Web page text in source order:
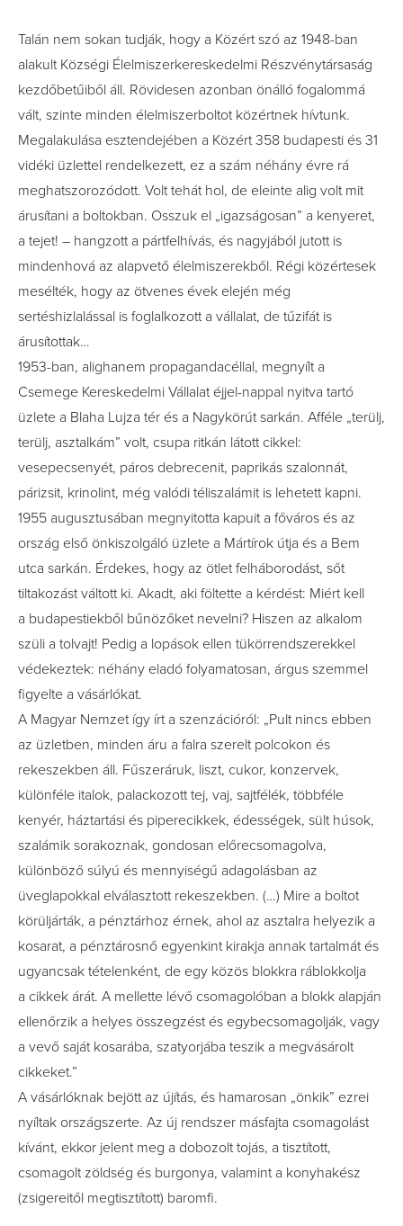
Talán nem sokan tudják, hogy a Közért szó az 1948-ban
alakult Községi­ Élelmiszerkereskedelmi Részvénytársaság
kezdőbetűiből áll. Rövidesen azonban önálló fogalommá
vált, szinte minden élelmiszerboltot közértnek hívtunk.
Megalakulása esztendejében a Közért 358 budapesti és 31
vidéki üzlettel rendelkezett, ez a szám néhány évre rá
meghatszorozódott. Volt tehát hol, de eleinte alig volt mit
árusítani a boltokban. Osszuk el „igazságosan” a kenyeret,
a tejet! – hangzott a pártfelhívás, és nagyjából jutott is
mindenhová az alapvető élelmiszerekből. Régi közértesek
mesélték, hogy az ötvenes évek elején még
sertéshizlalással is foglalkozott a vállalat, de tűzifát is
árusítottak…
1953-ban, alighanem propagandacéllal, megnyílt a
Csemege Kereskedelmi Vállalat éjjel-nappal nyitva tartó
üzlete a Blaha Lujza tér és a Nagykörút sarkán. Afféle „terülj,
terülj, asztalkám” volt, csupa ritkán látott cikkel:
vesepecsenyét, páros debrecenit, paprikás szalonnát,
párizsit, krinolint, még valódi téliszalámit is lehetett kapni.
1955 ­augusztusában megnyitotta kapuit a főváros és az
ország első önkiszolgáló üzlete a Mártírok útja és a Bem
utca sarkán. Érdekes, hogy az ötlet felháborodást, sőt
tiltakozást váltott ki. Akadt, aki föltette a kérdést: Miért kell
a budapestiekből bűnözőket nevelni? Hiszen az alkalom
szüli a tolvajt! Pedig a lopások ellen tükörrendszerekkel
védekeztek: néhány eladó folyamatosan, árgus szemmel
figyelte a vásárlókat.
A Magyar Nemzet így írt a szenzációról: „Pult nincs ebben
az üzletben, minden áru a falra szerelt polcokon és
rekeszekben áll. Fűszeráruk, liszt, cukor, konzervek,
különféle italok, palackozott tej, vaj, sajtfélék, többféle
kenyér, háztartási és piperecikkek, édességek, sült húsok,
szalámik sorakoznak, gondosan előrecsomagolva,
különböző súlyú és mennyiségű adagolásban az
üveglapokkal elválasztott rekeszekben. (…) Mire a boltot
körüljárták, a pénztárhoz érnek, ahol az asztalra helyezik a
kosarat, a pénztárosnő egyenkint kirakja annak tartalmát és
ugyancsak tételenként, de egy közös blokkra ráblokkolja
a cikkek árát. A mellette lévő csomagolóban a blokk alapján
ellenőrzik a helyes összegzést és egybecsomagolják, vagy
a vevő saját kosarába, szatyorjába teszik a megvásárolt
cikkeket.”
A vásárlóknak bejött az újítás, és hamarosan „önkik” ezrei
nyíltak országszerte. Az új rendszer másfajta csomagolást
kívánt, ekkor jelent meg a dobozolt tojás, a tisztított,
csomagolt zöldség és burgonya, valamint a konyhakész
(zsigereitől megtisztított) baromfi.